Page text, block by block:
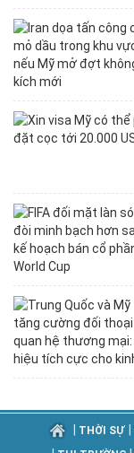
THỜI SỰ